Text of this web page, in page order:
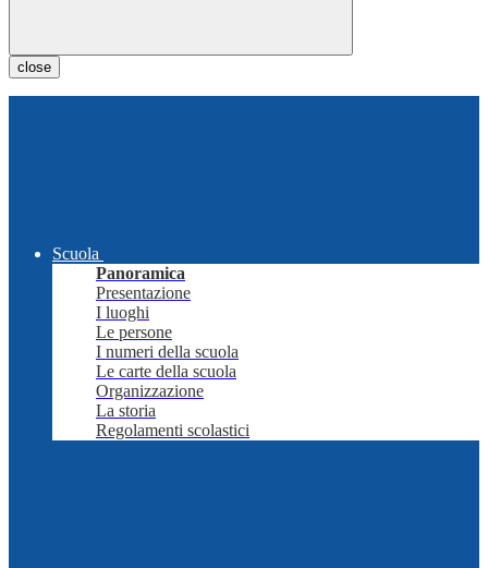
close
Scuola
Panoramica
Presentazione
I luoghi
Le persone
I numeri della scuola
Le carte della scuola
Organizzazione
La storia
Regolamenti scolastici